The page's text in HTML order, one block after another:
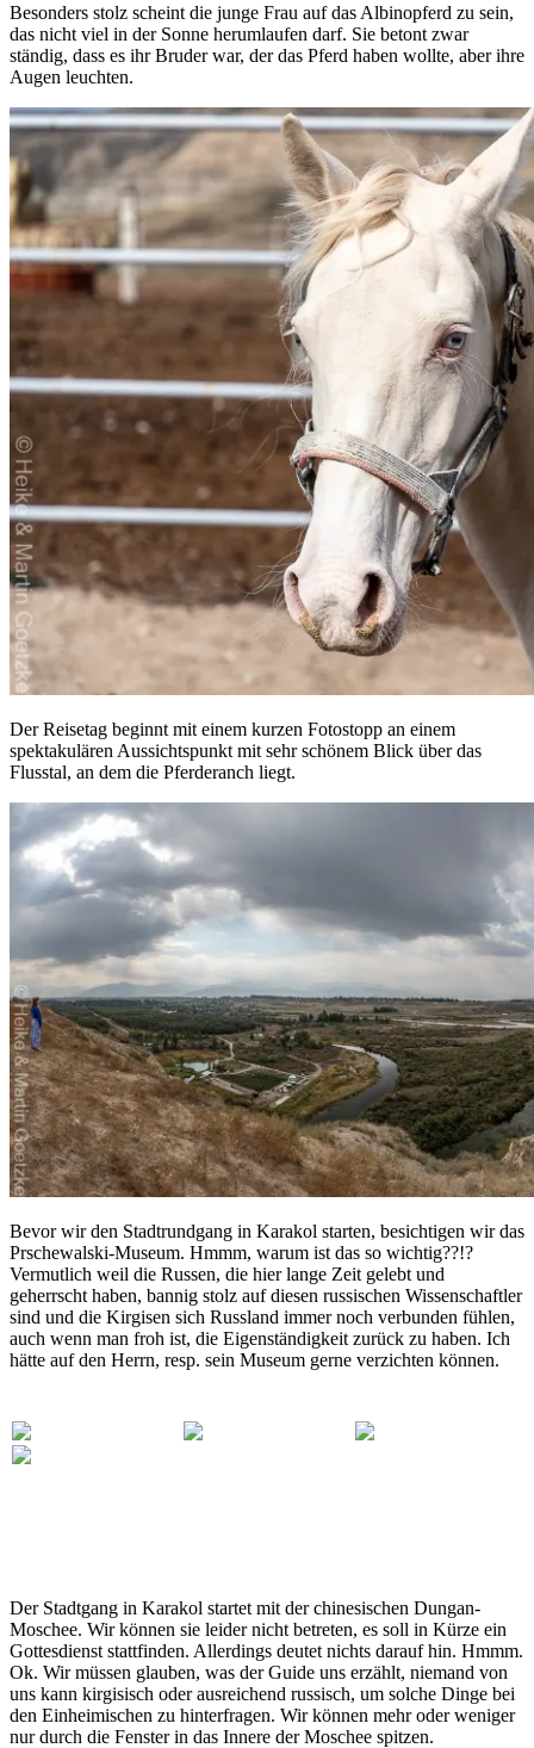
Besonders stolz scheint die junge Frau auf das Albinopferd zu sein,
das nicht viel in der Sonne herumlaufen darf. Sie betont zwar
ständig, dass es ihr Bruder war, der das Pferd haben wollte, aber ihre
Augen leuchten.
Der Reisetag beginnt mit einem kurzen Fotostopp an einem
spektakulären Aussichtspunkt mit sehr schönem Blick über das
Flusstal, an dem die Pferderanch liegt.
Bevor wir den Stadtrundgang in Karakol starten, besichtigen wir das
Prschewalski-Museum. Hmmm, warum ist das so wichtig??!?
Vermutlich weil die Russen, die hier lange Zeit gelebt und
geherrscht haben, bannig stolz auf diesen russischen Wissenschaftler
sind und die Kirgisen sich Russland immer noch verbunden fühlen,
auch wenn man froh ist, die Eigenständigkeit zurück zu haben. Ich
hätte auf den Herrn, resp. sein Museum gerne verzichten können.
Der Stadtgang in Karakol startet mit der chinesischen Dungan-
Moschee. Wir können sie leider nicht betreten, es soll in Kürze ein
Gottesdienst stattfinden. Allerdings deutet nichts darauf hin. Hmmm.
Ok. Wir müssen glauben, was der Guide uns erzählt, niemand von
uns kann kirgisisch oder ausreichend russisch, um solche Dinge bei
den Einheimischen zu hinterfragen. Wir können mehr oder weniger
nur durch die Fenster in das Innere der Moschee spitzen.